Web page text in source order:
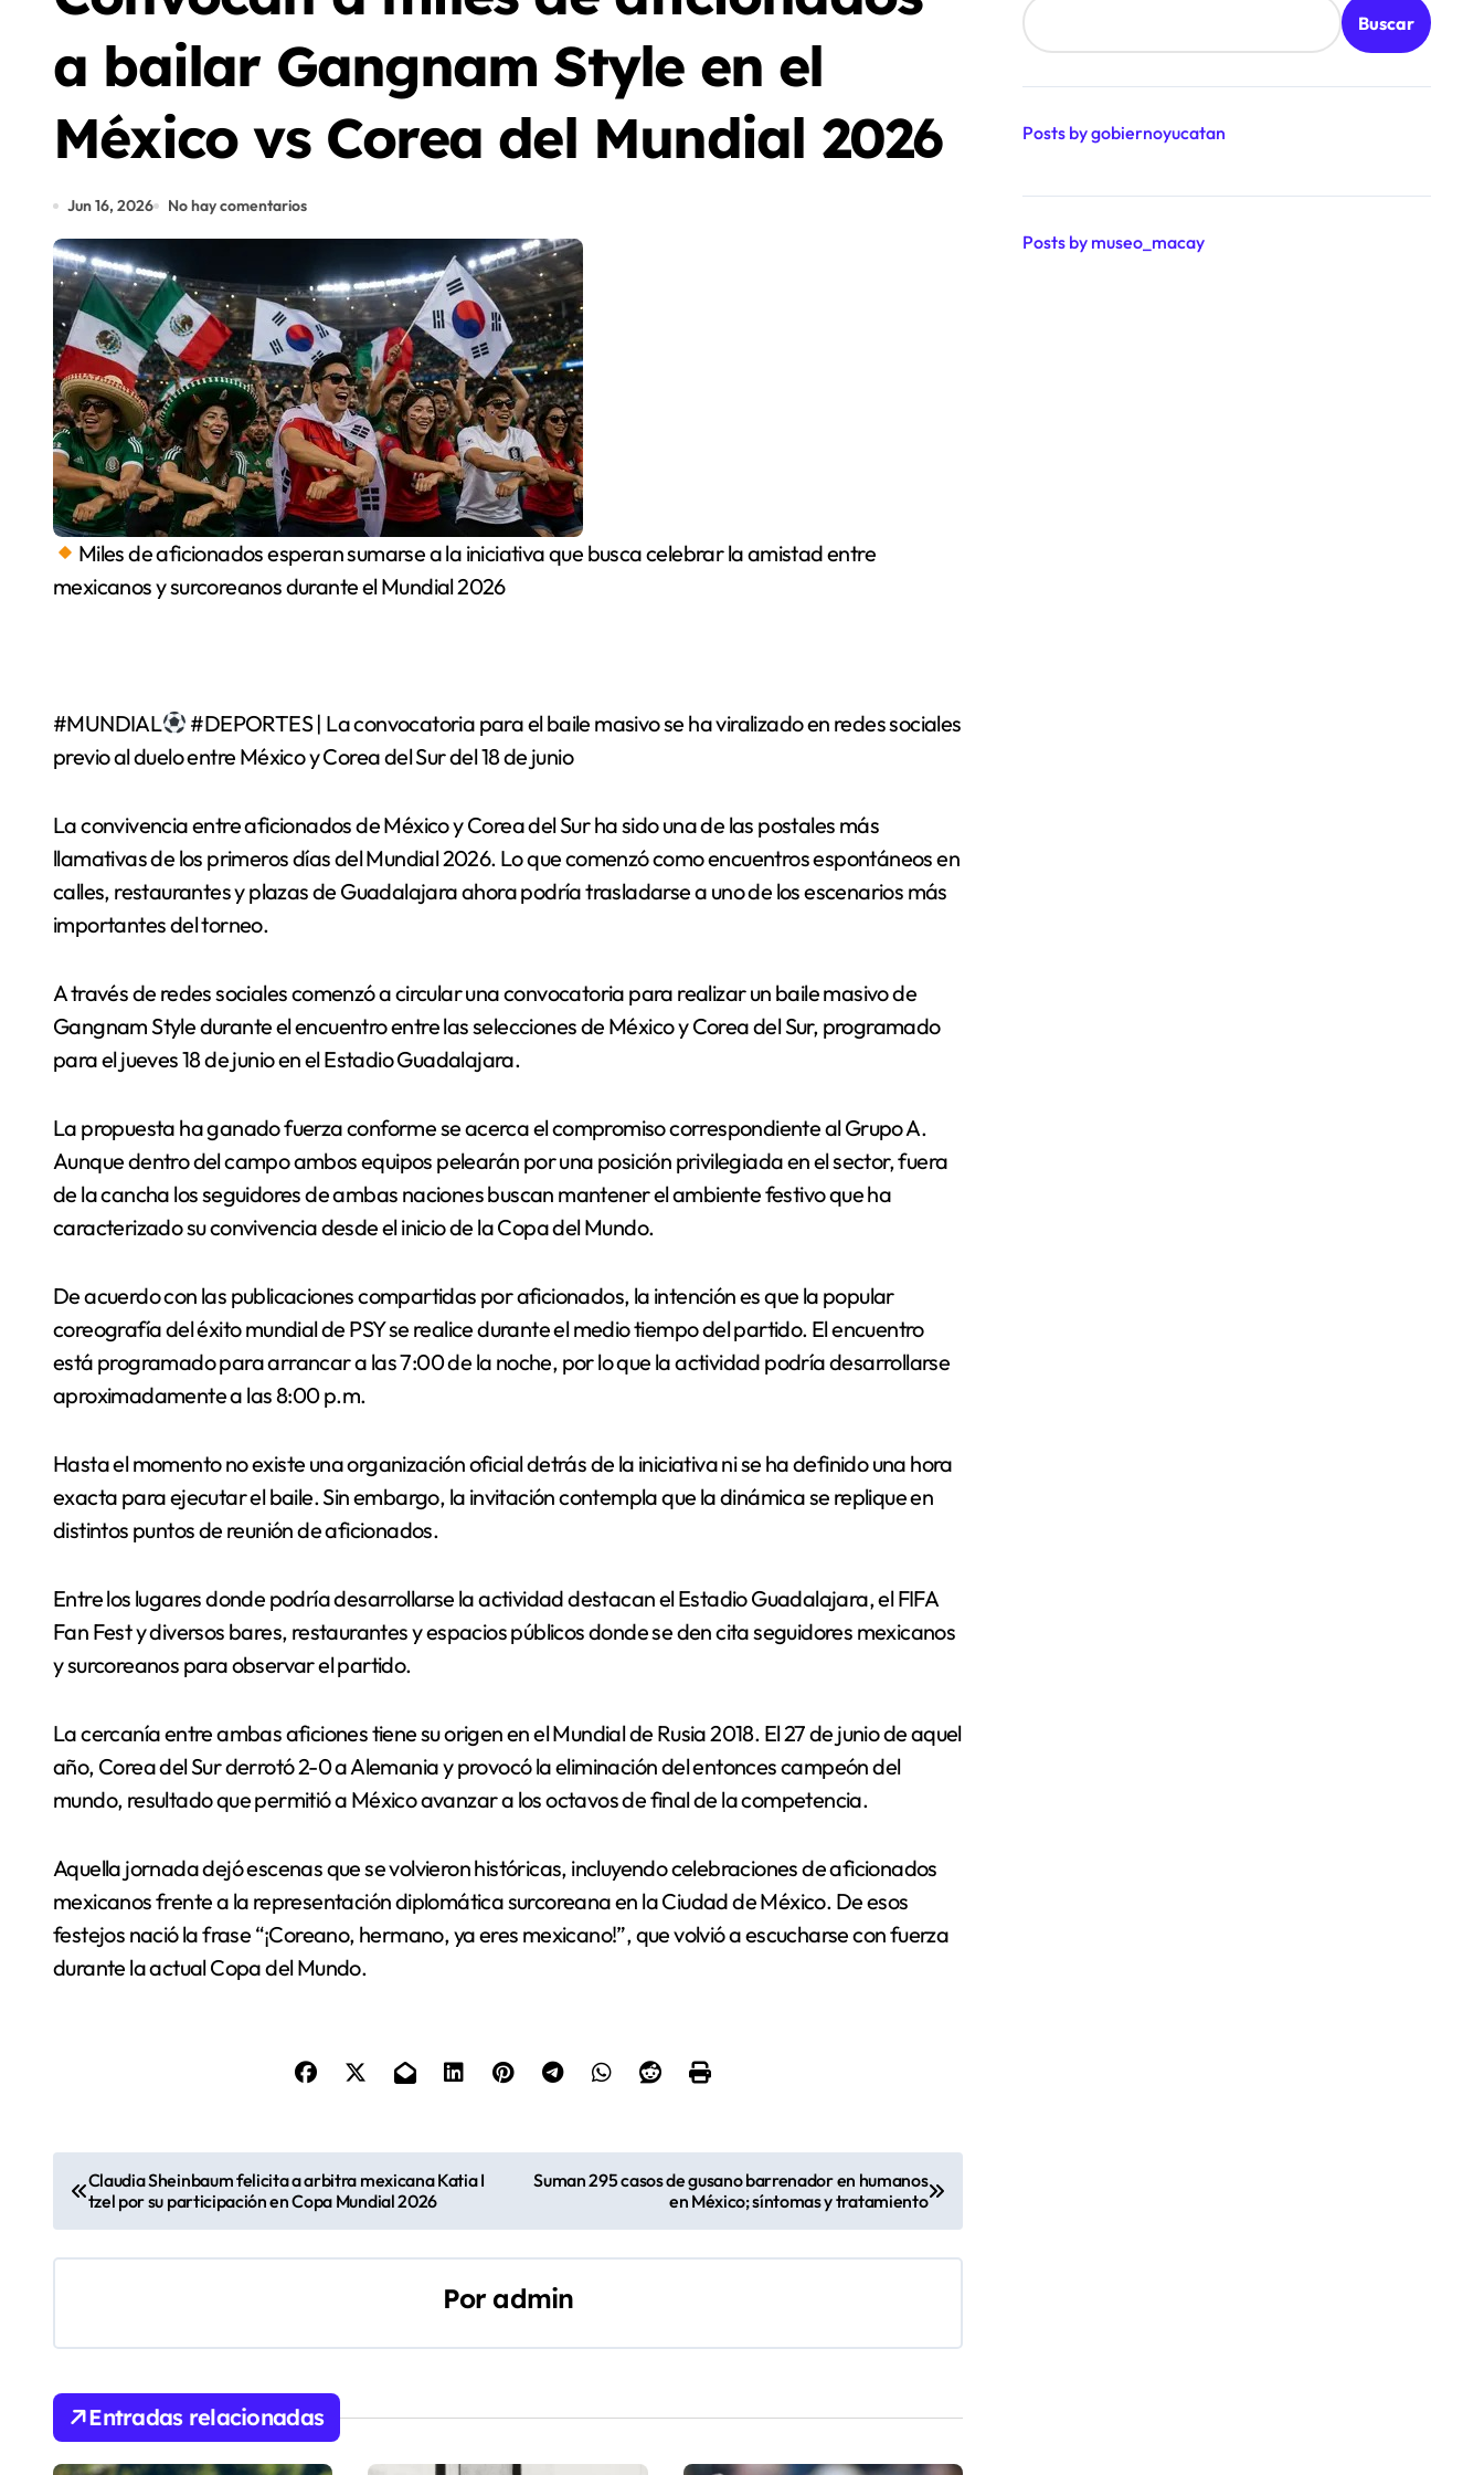
a bailar Gangnam Style en el
México vs Corea del Mundial 2026
Jun 16, 2026 No hay comentarios
Miles de aficionados esperan sumarse a la iniciativa que busca celebrar la amistad entre
mexicanos y surcoreanos durante el Mundial 2026
#MUNDIAL
#DEPORTES | La convocatoria para el baile masivo se ha viralizado en redes sociales
previo al duelo entre México y Corea del Sur del 18 de junio
La convivencia entre aficionados de México y Corea del Sur ha sido una de las postales más
llamativas de los primeros días del Mundial 2026. Lo que comenzó como encuentros espontáneos en
calles, restaurantes y plazas de Guadalajara ahora podría trasladarse a uno de los escenarios más
importantes del torneo.
A través de redes sociales comenzó a circular una convocatoria para realizar un baile masivo de
Gangnam Style durante el encuentro entre las selecciones de México y Corea del Sur, programado
para el jueves 18 de junio en el Estadio Guadalajara.
La propuesta ha ganado fuerza conforme se acerca el compromiso correspondiente al Grupo A.
Aunque dentro del campo ambos equipos pelearán por una posición privilegiada en el sector, fuera
de la cancha los seguidores de ambas naciones buscan mantener el ambiente festivo que ha
caracterizado su convivencia desde el inicio de la Copa del Mundo.
De acuerdo con las publicaciones compartidas por aficionados, la intención es que la popular
coreografía del éxito mundial de PSY se realice durante el medio tiempo del partido. El encuentro
está programado para arrancar a las 7:00 de la noche, por lo que la actividad podría desarrollarse
aproximadamente a las 8:00 p.m.
Hasta el momento no existe una organización oficial detrás de la iniciativa ni se ha definido una hora
exacta para ejecutar el baile. Sin embargo, la invitación contempla que la dinámica se replique en
distintos puntos de reunión de aficionados.
Entre los lugares donde podría desarrollarse la actividad destacan el Estadio Guadalajara, el FIFA
Fan Fest y diversos bares, restaurantes y espacios públicos donde se den cita seguidores mexicanos
y surcoreanos para observar el partido.
La cercanía entre ambas aficiones tiene su origen en el Mundial de Rusia 2018. El 27 de junio de aquel
año, Corea del Sur derrotó 2-0 a Alemania y provocó la eliminación del entonces campeón del
mundo, resultado que permitió a México avanzar a los octavos de final de la competencia.
Aquella jornada dejó escenas que se volvieron históricas, incluyendo celebraciones de aficionados
mexicanos frente a la representación diplomática surcoreana en la Ciudad de México. De esos
festejos nació la frase “¡Coreano, hermano, ya eres mexicano!”, que volvió a escucharse con fuerza
durante la actual Copa del Mundo.
N
a
v
g
a
c
Claudia Sheinbaum felicita a arbitra mexicana Katia I
tzel por su participación en Copa Mundial 2026
Suman 295 casos de gusano barrenador en humanos
en México; síntomas y tratamiento
Poradmin
Entradas relacionadas
Buscar
Posts by gobiernoyucatan
Posts by museo_macay